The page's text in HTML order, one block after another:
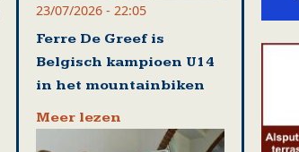
23/07/2026 - 22:05
Ferre De Greef is
Belgisch kampioen U14
in het mountainbiken
Meer lezen